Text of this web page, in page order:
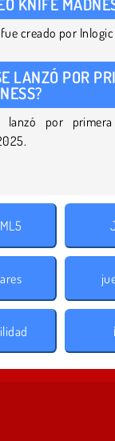
fue creado por
LANZÓ POR
lanzó por